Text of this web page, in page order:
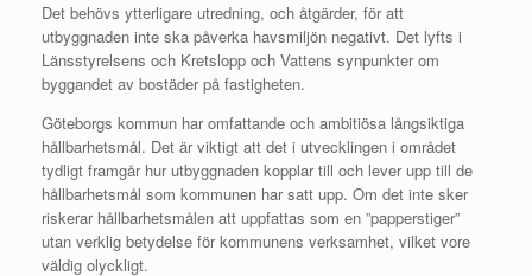
Det behövs ytterligare utredning, och åtgärder, för att
utbyggnaden inte ska påverka havsmiljön negativt. Det lyfts i
Länsstyrelsens och Kretslopp och Vattens synpunkter om
byggandet av bostäder på fastigheten.
Göteborgs kommun har omfattande och ambitiösa långsiktiga
hållbarhetsmål. Det är viktigt att det i utvecklingen i området
tydligt framgår hur utbyggnaden kopplar till och lever upp till de
hållbarhetsmål som kommunen har satt upp. Om det inte sker
riskerar hållbarhetsmålen att uppfattas som en ”papperstiger”
utan verklig betydelse för kommunens verksamhet, vilket vore
väldig olyckligt.